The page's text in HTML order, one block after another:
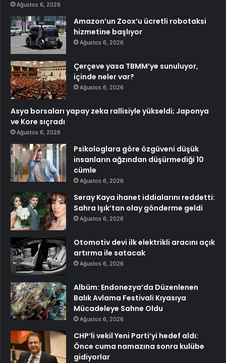
Ağustos 6, 2026
Amazon’un Zoox’u ücretli robotaksi
hizmetine başlıyor
Ağustos 6, 2026
Çerçeve yasa TBMM’ye sunuluyor,
içinde neler var?
Ağustos 6, 2026
Asya borsaları yapay zeka rallisiyle yükseldi; Japonya
ve Kore sıçradı
Ağustos 6, 2026
Psikologlara göre özgüveni düşük
insanların ağzından düşürmediği 10
cümle
Ağustos 6, 2026
Seray Kaya ihanet iddialarını reddetti:
Sahra Işık’tan olay gönderme geldi
Ağustos 6, 2026
Otomotiv devi ilk elektrikli aracını açık
artırma ile satacak
Ağustos 6, 2026
Albüm: Endonezya’da Düzenlenen
Balık Avlama Festivali Kıyasıya
Mücadeleye Sahne Oldu
Ağustos 6, 2026
CHP’li vekil Yeni Parti’yi hedef aldı:
Önce cuma namazına sonra kulübe
gidiyorlar